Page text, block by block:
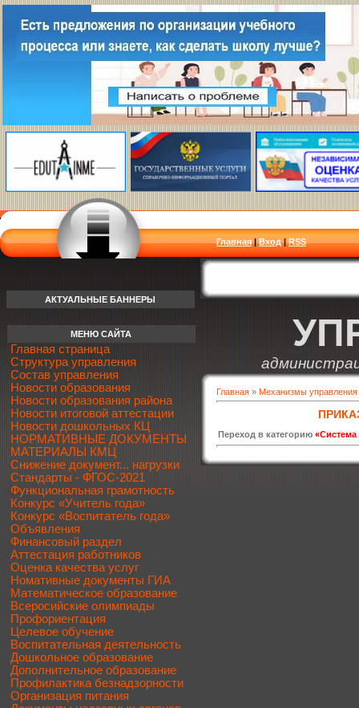
Главная |Вход|RSS
АКТУАЛЬНЫЕ БАННЕРЫ
Главная » Механизмы управления
Переход в категорию «Система
МЕНЮ САЙТА
Главная страница
Структура управления
Состав управления
Новости образования
Новости образования района
Новости итоговой аттестации
Новости дошкольных КЦ
НОРМАТИВНЫЕ ДОКУМЕНТЫ
МАТЕРИАЛЫ КМЦ
Снижение документ... нагрузки
Стандарты - ФГОС-2021
Функциональная грамотность
Конкурс «Учитель года»
Конкурс «Воспитатель года»
Объявления
Финансовый раздел
Аттестация работников
Оценка качества услуг
Номативные документы ГИА
Математическое образование
Всеросийские олимпиады
Профориентация
Целевое обучение
Воспитательная деятельность
Дошкольное образование
Дополнительное образование
Профилактика безнадзорности
Организация питания